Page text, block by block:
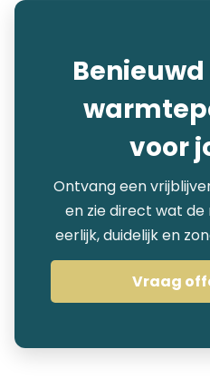
Benieuwd
voor
Ontvang een
en zie direct wat de
eerlijk, duidelijk en
Vraag